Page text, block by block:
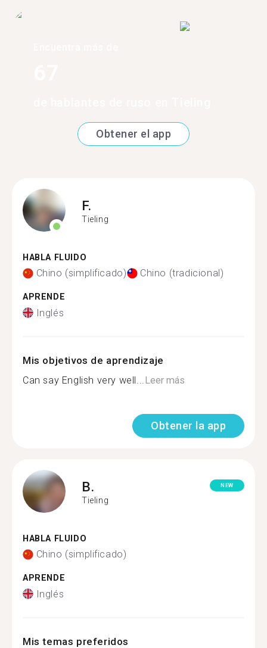
Obtener el app
F.
Tieling
HABLA FLUIDO
Chino (simplificado) Chino (tradicional)
APRENDE
Inglés
Mis objetivos de aprendizaje
Can say English very well... Leer más
Obtener la app
B.
Tieling
NEW
HABLA FLUIDO
Chino (simplificado)
APRENDE
Inglés
Mis temas preferidos